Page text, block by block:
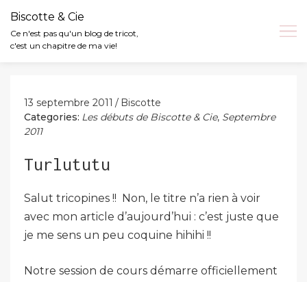
Skip
Biscotte & Cie
Ce n'est pas qu'un blog de tricot,
c'est un chapitre de ma vie!
13 septembre 2011
Biscotte
Categories: Les débuts de Biscotte & Cie, Septembre
2011
Turlututu
Salut tricopines !! Non, le titre n’a rien à voir
avec mon article d’aujourd’hui : c’est juste que
je me sens un peu coquine hihihi !!
Notre session de cours démarre officiellement